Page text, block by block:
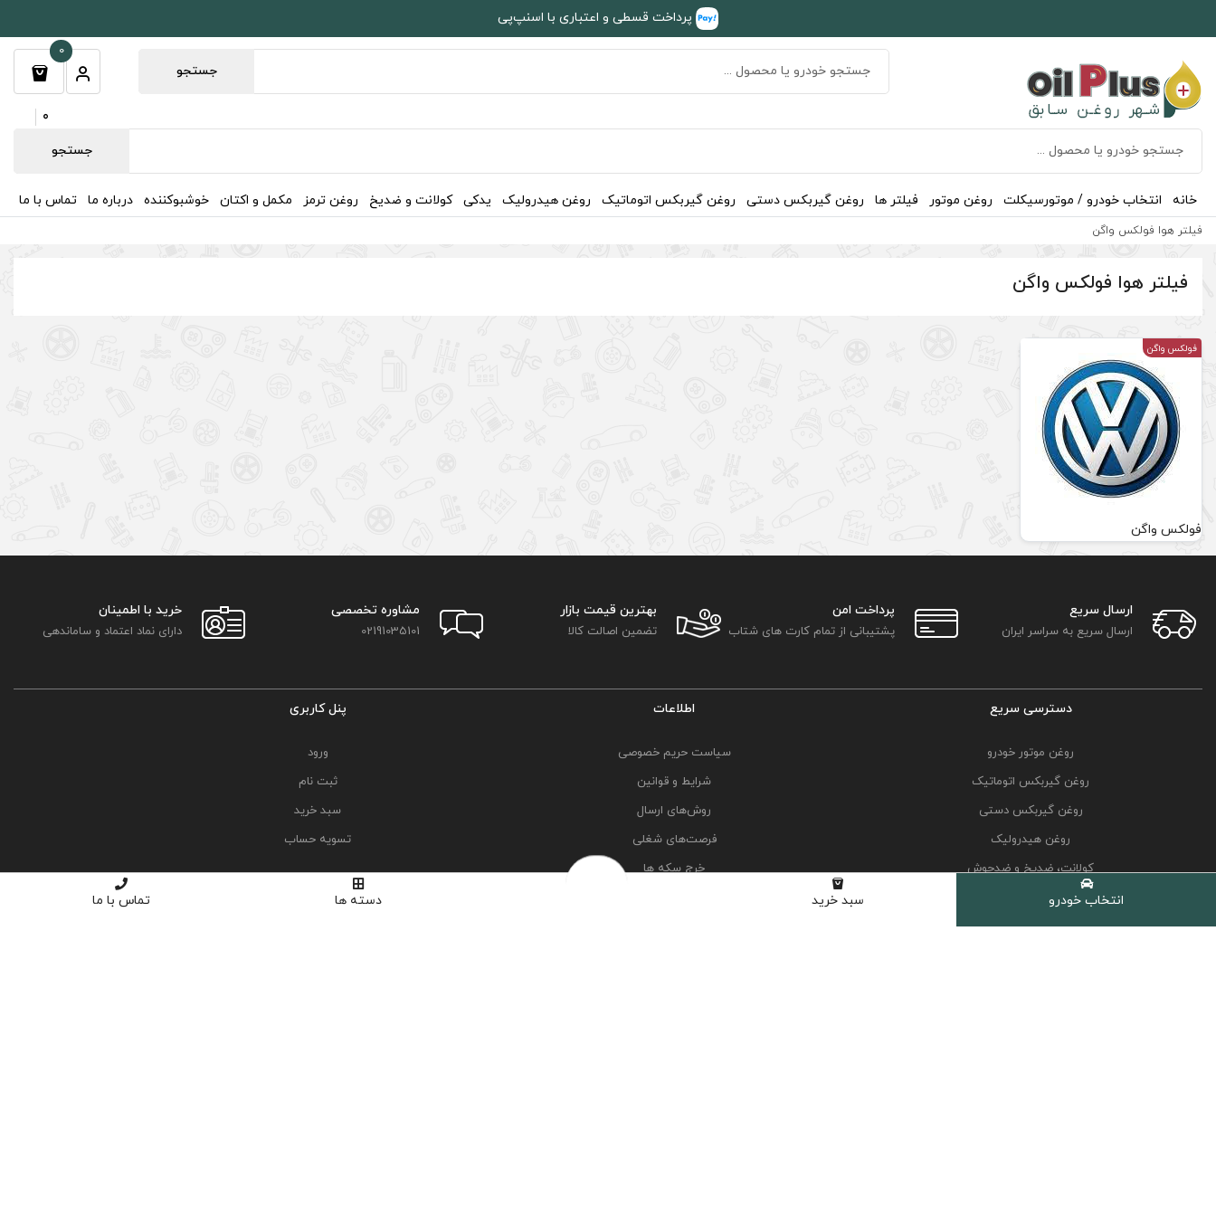
انتخاب خودرو سبد خرید دسته ها تماس با ما
پرداخت قسطی و اعتباری با اسنپ‌پی
جستجو
0
0
جستجو
خانه انتخاب خودرو / موتورسیکلت روغن موتور فیلتر ها روغن گیربکس دستی روغن گیربکس اتوماتیک روغن هیدرولیک یدکی کولانت و ضدیخ روغن ترمز مکمل و اکتان خوشبوکننده درباره ما تماس با ما
فیلتر هوا فولکس واگن
فیلتر هوا فولکس واگن
فولکس واگن
فولکس واگن
ارسال سریع
ارسال سریع به سراسر ایران
پرداخت امن
پشتیبانی از تمام کارت های شتاب
بهترین قیمت بازار
تضمین اصالت کالا
مشاوره تخصصی
02191035101
خرید با اطمینان
دارای نماد اعتماد و ساماندهی
دسترسی سریع
روغن موتور خودرو
روغن گیربکس اتوماتیک
روغن گیربکس دستی
روغن هیدرولیک
کولانت، ضدیخ و ضدجوش
مکمل و اکتان
اطلاعات
سیاست حریم خصوصی
شرایط و قوانین
روش‌های ارسال
فرصت‌های شغلی
خرج سکه ها
پنل کاربری
ورود
ثبت نام
سبد خرید
تسویه حساب